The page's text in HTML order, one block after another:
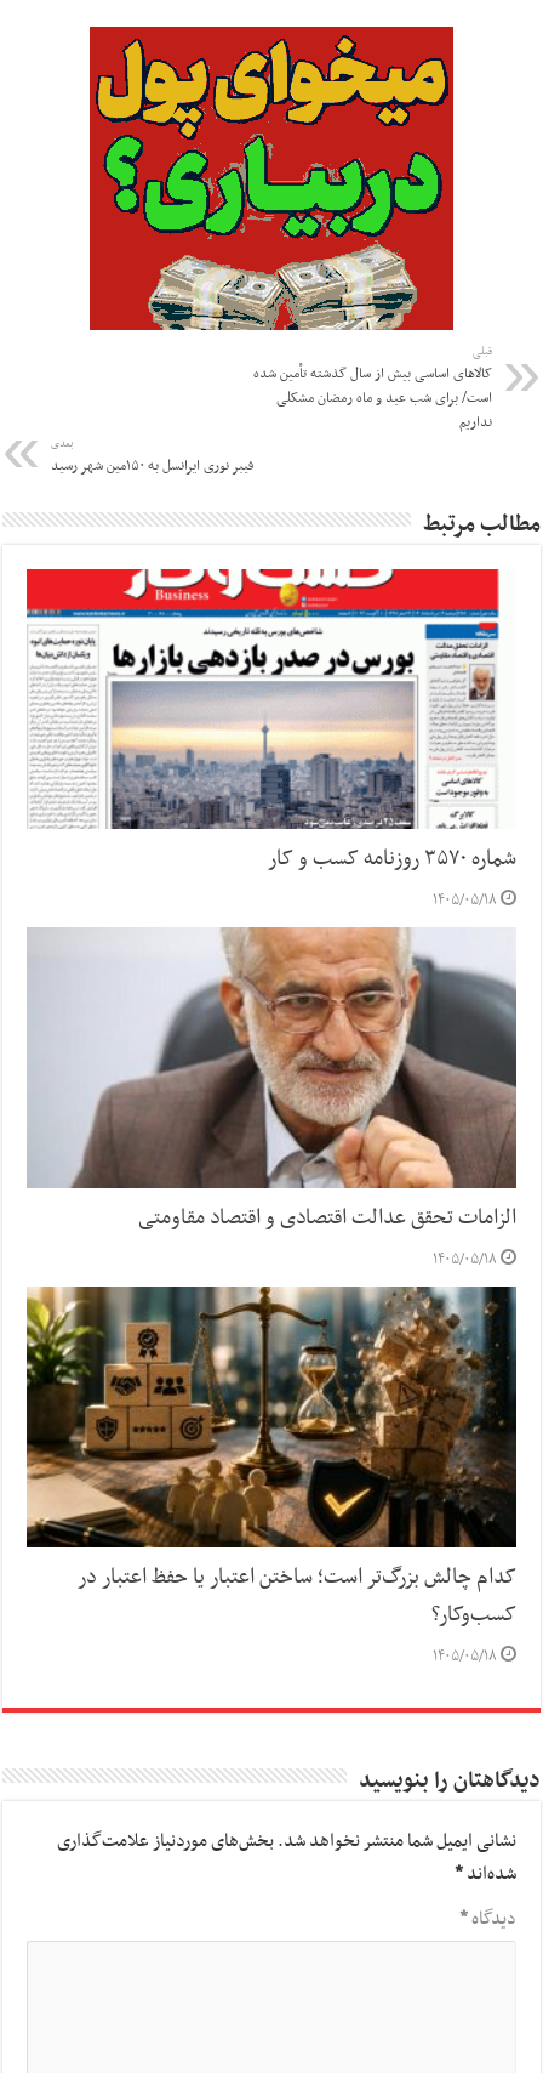
قبلی
کالاهای اساسی بیش از سال گذشته تأمین شده
است/ برای شب عید و ماه رمضان مشکلی
نداریم
بعدی
فیبر نوری ایرانسل به ۱۵۰مین شهر رسید
مطالب مرتبط
شماره ۳۵۷۰ روزنامه کسب و کار
۱۴۰۵/۰۵/۱۸
الزامات تحقق عدالت اقتصادی و اقتصاد مقاومتی
۱۴۰۵/۰۵/۱۸
کدام چالش بزرگ‌تر است؛ ساختن اعتبار یا حفظ اعتبار در
کسب‌وکار؟
۱۴۰۵/۰۵/۱۸
دیدگاهتان را بنویسید
نشانی ایمیل شما منتشر نخواهد شد.بخش‌های موردنیاز علامت‌گذاری
شده‌اند*
دیدگاه*